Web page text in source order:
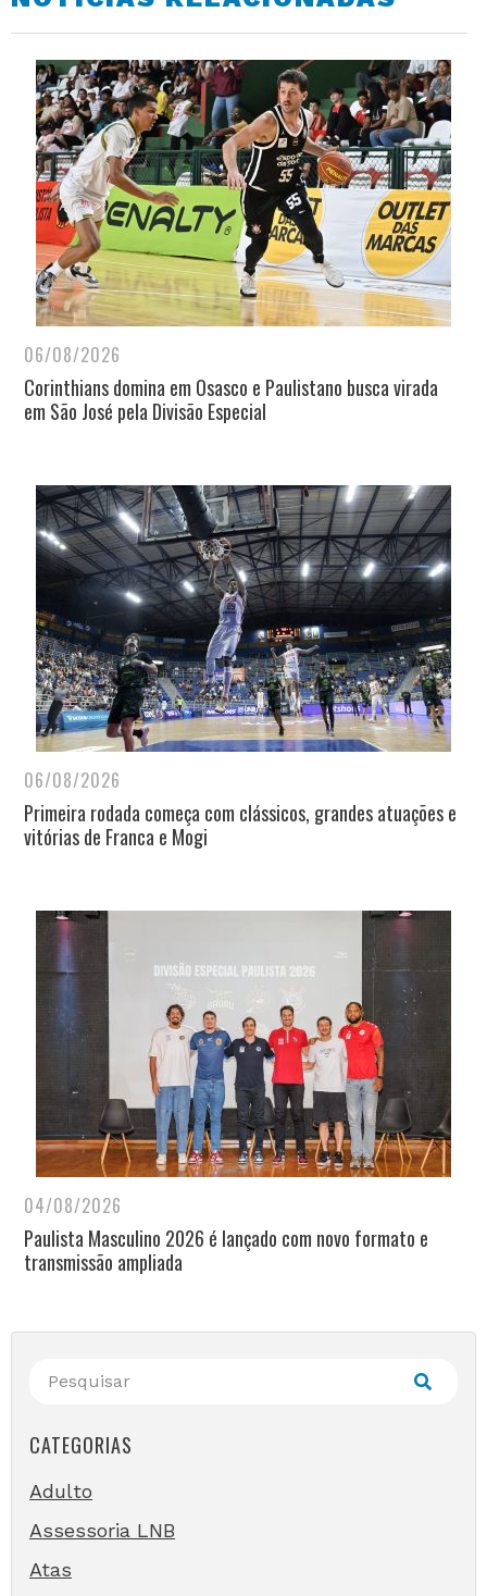
06/08/2026
Corinthians domina em Osasco e Paulistano busca virada
em São José pela Divisão Especial
06/08/2026
Primeira rodada começa com clássicos, grandes atuações e
vitórias de Franca e Mogi
04/08/2026
Paulista Masculino 2026 é lançado com novo formato e
transmissão ampliada
CATEGORIAS
Adulto
Assessoria LNB
Atas